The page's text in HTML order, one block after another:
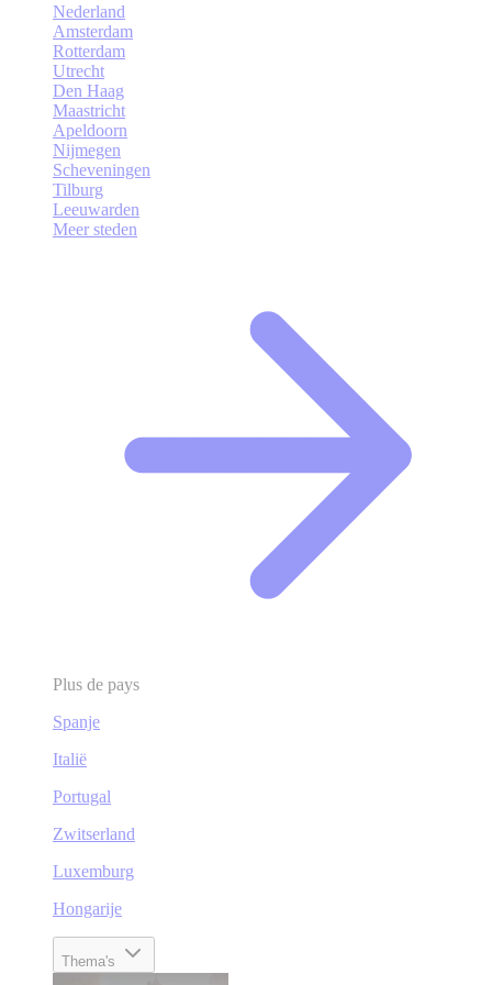
Nederland
Amsterdam
Rotterdam
Utrecht
Den Haag
Maastricht
Apeldoorn
Nijmegen
Scheveningen
Tilburg
Leeuwarden
Meer steden
Plus de pays
Spanje
Italië
Portugal
Zwitserland
Luxemburg
Hongarije
Thema's